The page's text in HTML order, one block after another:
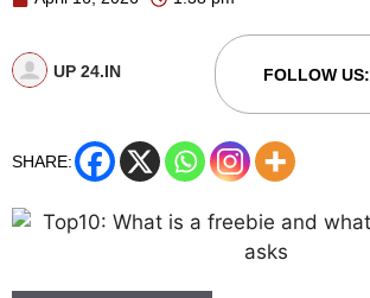
UP 24.IN FOLLOW US:
SHARE: